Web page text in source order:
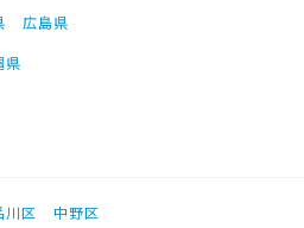
広島県
県
川区
中野区